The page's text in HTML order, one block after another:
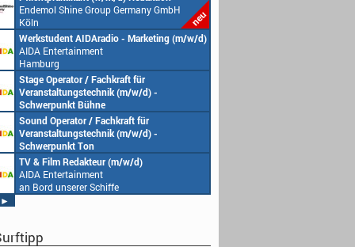
Endemol Shine Group Germany GmbH
Köln
Werkstudent AIDAradio - Marketing (m/w/d)
AIDA Entertainment
Hamburg
Stage Operator / Fachkraft für
Veranstaltungstechnik (m/w/d) -
Schwerpunkt Bühne
AIDA Entertainment
an Bord unserer Schiffe
Sound Operator / Fachkraft für
Veranstaltungstechnik (m/w/d) -
Schwerpunkt Ton
AIDA Entertainment
an Bord unserer Schiffe
TV & Film Redakteur (m/w/d)
AIDA Entertainment
an Bord unserer Schiffe
►